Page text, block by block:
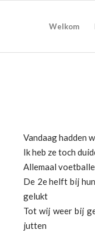
Welkom
Vandaag hadden
Ik heb ze toch
Allemaal
De 2e helft bij
gelukt
Tot wij weer bij
jutten